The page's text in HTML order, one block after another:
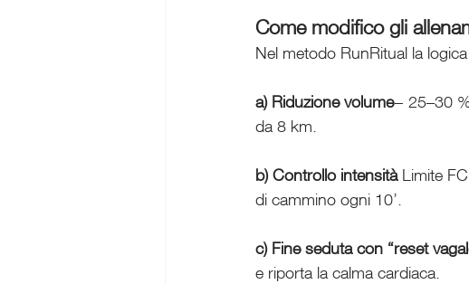
Come modifico gli
Nel metodo RunRitual la
a) Riduzione volume− 25–30
da 8 km.
b) Controllo intensità Limite
di cammino ogni 10’.
c) Fine seduta con “reset
e riporta la calma cardiaca.